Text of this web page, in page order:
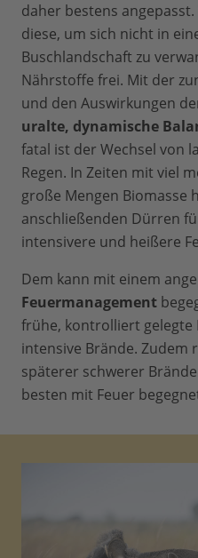
daher bestens
diese, um sich nicht in
Buschlandschaft zu
Nährstoffe frei. Mit der
und den Auswirkungen
uralte, dynamische
fatal ist der Wechsel von
Regen. In Zeiten mit viel
große Mengen Biomasse
anschließenden Dürren
intensivere und heißere
Dem kann mit einem
Feuermanagement
frühe, kontrolliert gelegte
intensive Brände. Zudem
späterer schwerer
besten mit Feuer